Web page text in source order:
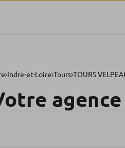
Indre-et-Loire Tours TOURS